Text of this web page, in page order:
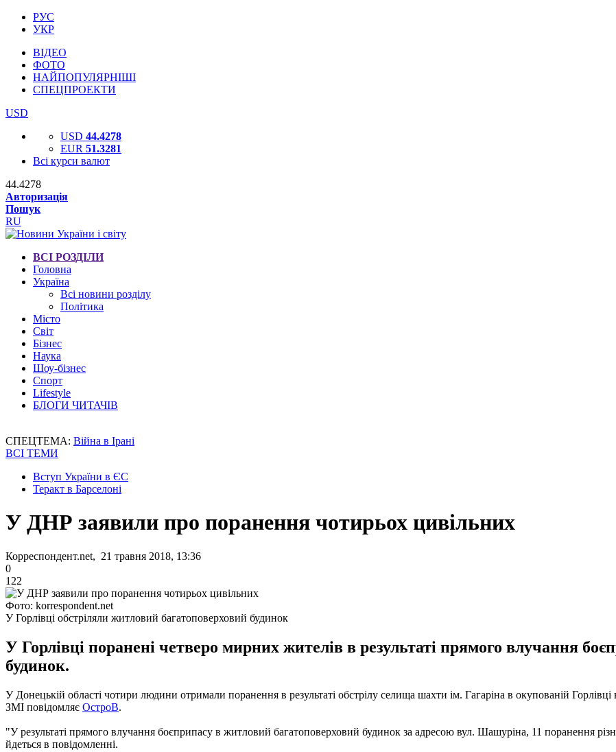
РУС
УКР
ВІДЕО
ФОТО
НАЙПОПУЛЯРНІШІ
СПЕЦПРОЕКТИ
USD
USD 44.4278
EUR 51.3281
Всі курси валют
44.4278
Авторизація
Пошук
RU
ВСІ РОЗДІЛИ
Головна
Україна
Всі новини розділу
Політика
Місто
Світ
Бізнес
Наука
Шоу-бізнес
Спорт
Lifestyle
БЛОГИ ЧИТАЧІВ
СПЕЦТЕМА: Війна в Ірані
ВСІ ТЕМИ
Вступ України в ЄС
Теракт в Барселоні
У ДНР заявили про поранення чотирьох цивільних
Корреспондент.net, 21 травня 2018, 13:36
0
122
Фото: korrespondent.net
У Горлівці обстріляли житловий багатоповерховий будинок
У Горлівці поранені четверо мирних жителів в результаті прямого влучання
будинок.
У Донецькій області чотири людини отримали поранення в результаті обстрілу селища шахти ім. Гагаріна в окупованій
ЗМІ повідомляє ОстроВ.
"У результаті прямого влучання боєприпасу в житловий багатоповерховий будинок за адресою вул. Шашуріна, 11 поранення
йдеться в повідомленні.